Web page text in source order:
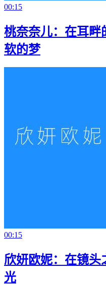
00:15
桃奈奈儿：在耳畔
软的梦
00:15
欣妍欧妮：在镜头
光